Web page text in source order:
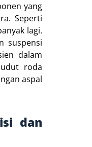
yang
Seperti
lagi.
suspensi
dalam
roda
aspal
dan